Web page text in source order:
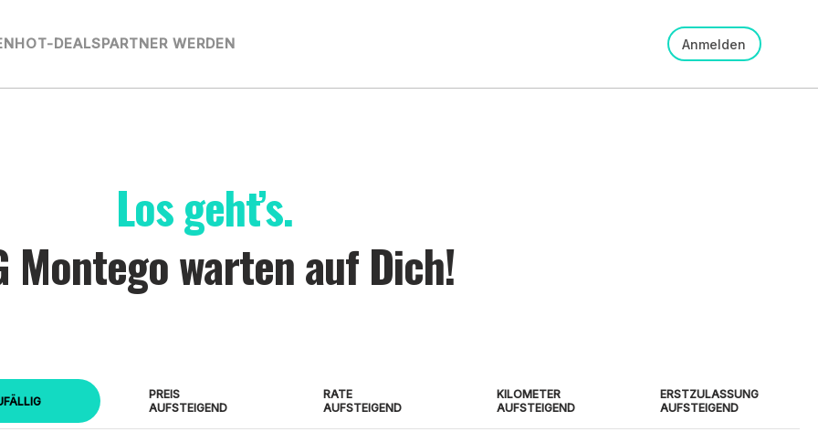
HOT-DEALSPARTNER WERDEN Anmelden
Los geht’s.
Montego warten auf Dich!
PREIS
AUFSTEIGEND
RATE
AUFSTEIGEND
KILOMETER
AUFSTEIGEND
ERSTZULASSUNG
AUFSTEIGEND